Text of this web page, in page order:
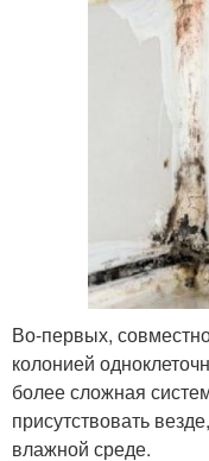
Во-первых,
колонией
более сложная
присутствовать
влажной среде.